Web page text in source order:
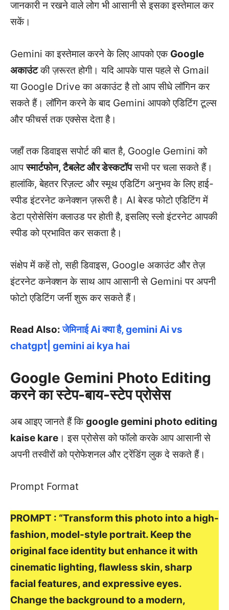
जानकारी न रखने वाले लोग भी आसानी से इसका इस्तेमाल कर
सकें।
Gemini का इस्तेमाल करने के लिए आपको एक Google
अकाउंटकी ज़रूरत होगी। यदि आपके पास पहले से Gmail
या Google Drive का अकाउंट है तो आप सीधे लॉगिन कर
सकते हैं। लॉगिन करने के बाद Gemini आपको एडिटिंग टूल्स
और फीचर्स तक एक्सेस देता है।
जहाँ तक डिवाइस सपोर्ट की बात है, Google Gemini को
आपस्मार्टफोन, टैबलेट और डेस्कटॉपसभी पर चला सकते हैं।
हालांकि, बेहतर रिज़ल्ट और स्मूथ एडिटिंग अनुभव के लिए हाई-
स्पीड इंटरनेट कनेक्शन ज़रूरी है। AI बेस्ड फोटो एडिटिंग में
डेटा प्रोसेसिंग क्लाउड पर होती है, इसलिए स्लो इंटरनेट आपकी
स्पीड को प्रभावित कर सकता है।
संक्षेप में कहें तो, सही डिवाइस, Google अकाउंट और तेज़
इंटरनेट कनेक्शन के साथ आप आसानी से Gemini पर अपनी
फोटो एडिटिंग जर्नी शुरू कर सकते हैं।
Read Also:जेमिनाई Ai क्या है, gemini Ai vs
chatgpt| gemini ai kya hai
Google Gemini Photo Editing
करने का स्टेप-बाय-स्टेप प्रोसेस
अब आइए जानते हैं किgoogle gemini photo editing
kaise kare । इस प्रोसेस को फॉलो करके आप आसानी से
अपनी तस्वीरों को प्रोफेशनल और ट्रेंडिंग लुक दे सकते हैं।
Prompt Format
PROMPT : “Transform this photo into a high-
fashion, model-style portrait. Keep the
original face identity but enhance it with
cinematic lighting, flawless skin, sharp
facial features, and expressive eyes.
Change the background to a modern,